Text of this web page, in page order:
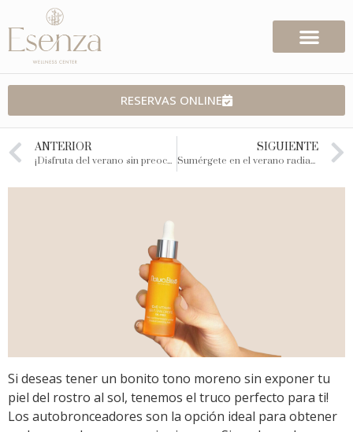
RESERVAS ONLINE
ANTERIOR
¡Disfruta del verano sin preocuparte por tu piel!
SIGUIENTE
Sumérgete en el verano radiante, vibra al ritmo de la música y vive cada momento bajo el sol con una confianza de que tu piel va a estar radiante
Si deseas tener un bonito tono moreno sin exponer tu
piel del rostro al sol, tenemos el truco perfecto para ti!
Los autobronceadores son la opción ideal para obtener